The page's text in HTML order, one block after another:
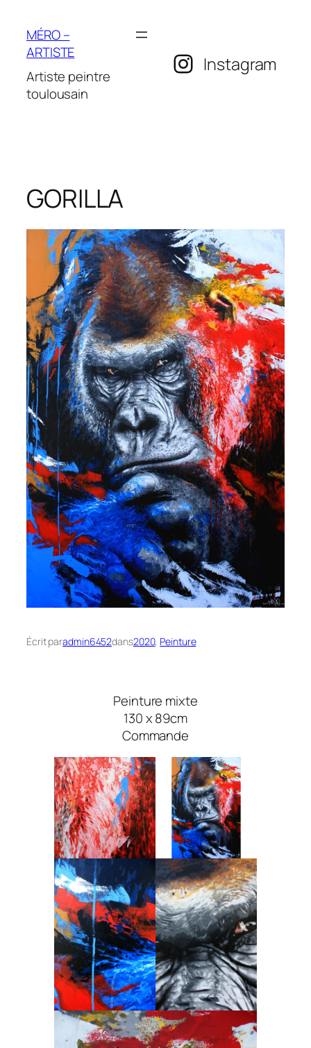
contenu
MÉRO –
ARTISTE
Artiste peintre
toulousain
Instagram
GORILLA
Écrit paradmin6452dans2020, Peinture
Peinture mixte
130 x 89cm
Commande